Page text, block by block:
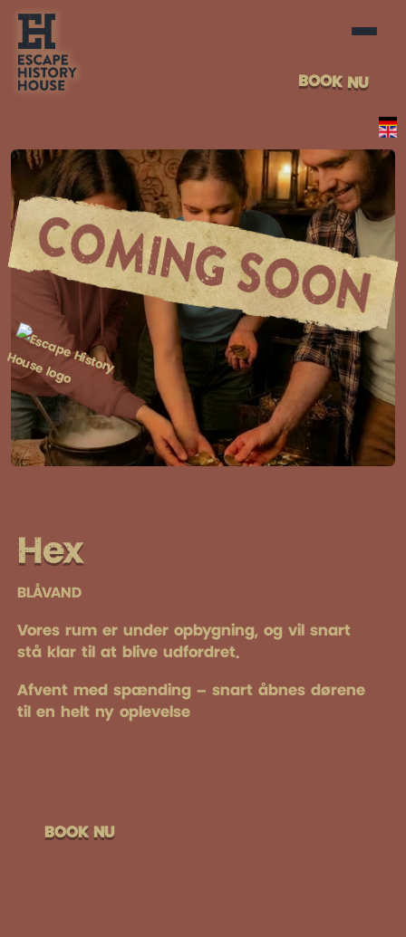
BOOK NU
Hex
BLÅVAND
Vores rum er under opbygning, og vil snart
stå klar til at blive udfordret.
Afvent med spænding – snart åbnes dørene
til en helt ny oplevelse
BOOK NU